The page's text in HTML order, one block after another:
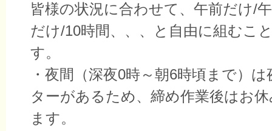
皆様の状況に合わせて、午前だけ/
だけ/10時間、、、と自由に組むこ
す。
・夜間（深夜0時～朝6時頃まで）
ターがあるため、締め作業後はお
ます。